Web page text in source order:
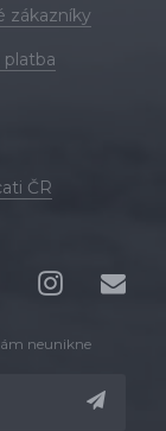
zákazníky
platba
ČR
neunikne